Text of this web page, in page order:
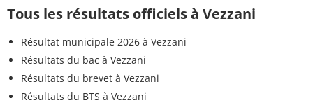
Tous les résultats officiels à Vezzani
Résultat municipale 2026 à Vezzani
Résultats du bac à Vezzani
Résultats du brevet à Vezzani
Résultats du BTS à Vezzani